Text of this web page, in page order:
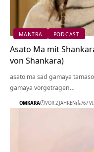
MANTRA PODCAST
Asato Ma mit
von Shankara)
asato ma sad gamaya
gamaya vorgetragen…
OMKARA VOR 2 JAHREN 767